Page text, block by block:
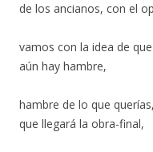
de los ancianos, con el
vamos con la idea de
aún hay hambre,
hambre de lo que
que llegará la obra-final,